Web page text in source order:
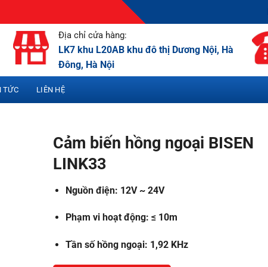
Địa chỉ cửa hàng:
LK7 khu L20AB khu đô thị Dương Nội, Hà
Đông, Hà Nội
TỨC LIÊN HỆ
Cảm biến hồng ngoại BISEN
LINK33
Nguồn điện: 12V ~ 24V
Phạm vi hoạt động: ≤ 10m
Tần số hồng ngoại: 1,92 KHz